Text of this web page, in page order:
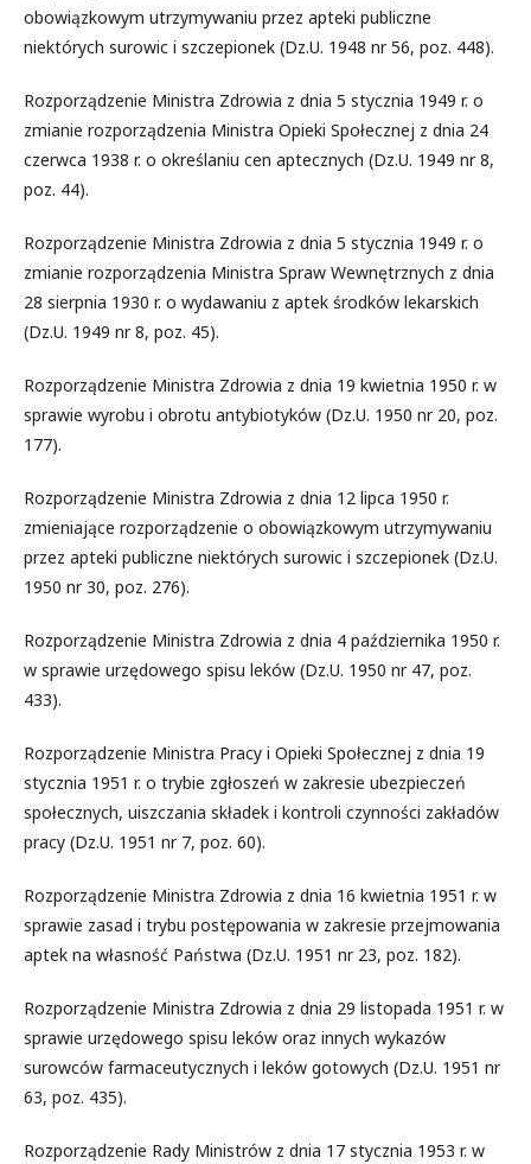
obowiązkowym utrzymywaniu przez apteki publiczne
niektórych surowic i szczepionek (Dz.U. 1948 nr 56, poz. 448).
Rozporządzenie Ministra Zdrowia z dnia 5 stycznia 1949 r. o
zmianie rozporządzenia Ministra Opieki Społecznej z dnia 24
czerwca 1938 r. o określaniu cen aptecznych (Dz.U. 1949 nr 8,
poz. 44).
Rozporządzenie Ministra Zdrowia z dnia 5 stycznia 1949 r. o
zmianie rozporządzenia Ministra Spraw Wewnętrznych z dnia
28 sierpnia 1930 r. o wydawaniu z aptek środków lekarskich
(Dz.U. 1949 nr 8, poz. 45).
Rozporządzenie Ministra Zdrowia z dnia 19 kwietnia 1950 r. w
sprawie wyrobu i obrotu antybiotyków (Dz.U. 1950 nr 20, poz.
177).
Rozporządzenie Ministra Zdrowia z dnia 12 lipca 1950 r.
zmieniające rozporządzenie o obowiązkowym utrzymywaniu
przez apteki publiczne niektórych surowic i szczepionek (Dz.U.
1950 nr 30, poz. 276).
Rozporządzenie Ministra Zdrowia z dnia 4 października 1950 r.
w sprawie urzędowego spisu leków (Dz.U. 1950 nr 47, poz.
433).
Rozporządzenie Ministra Pracy i Opieki Społecznej z dnia 19
stycznia 1951 r. o trybie zgłoszeń w zakresie ubezpieczeń
społecznych, uiszczania składek i kontroli czynności zakładów
pracy (Dz.U. 1951 nr 7, poz. 60).
Rozporządzenie Ministra Zdrowia z dnia 16 kwietnia 1951 r. w
sprawie zasad i trybu postępowania w zakresie przejmowania
aptek na własność Państwa (Dz.U. 1951 nr 23, poz. 182).
Rozporządzenie Ministra Zdrowia z dnia 29 listopada 1951 r. w
sprawie urzędowego spisu leków oraz innych wykazów
surowców farmaceutycznych i leków gotowych (Dz.U. 1951 nr
63, poz. 435).
Rozporządzenie Rady Ministrów z dnia 17 stycznia 1953 r. w